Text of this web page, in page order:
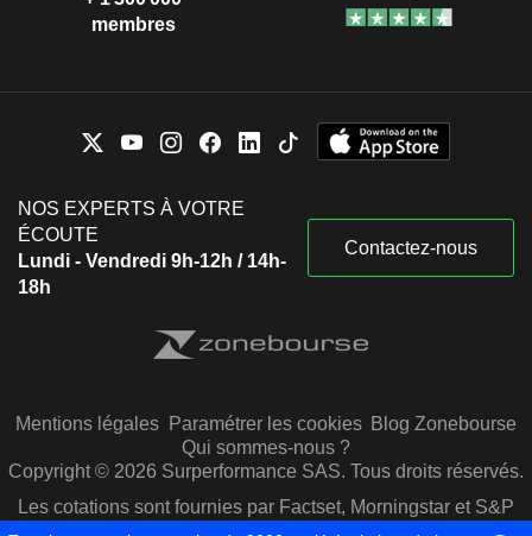
membres
NOS EXPERTS À VOTRE
ÉCOUTE
Lundi - Vendredi 9h-12h / 14h-
18h
Contactez-nous
Mentions légales Paramétrer les cookies Blog Zonebourse
Qui sommes-nous ?
Copyright © 2026 Surperformance SAS. Tous droits réservés.
Les cotations sont fournies par Factset, Morningstar et S&P
Capital IQ